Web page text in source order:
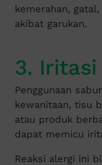
kemerahan,
akibat garukan.
3. Iritasi
Penggunaan
kewanitaan, tisu
atau produk
dapat memicu
Reaksi alergi ini